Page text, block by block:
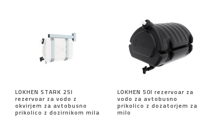
LOKHEN STARK 25l
rezervoar za vodo z
okvirjem za avtobusno
prikolico z dozirnikom mila
LOKHEN 50l rezervoar za
vodo za avtobusno
prikolico z dozatorjem za
milo